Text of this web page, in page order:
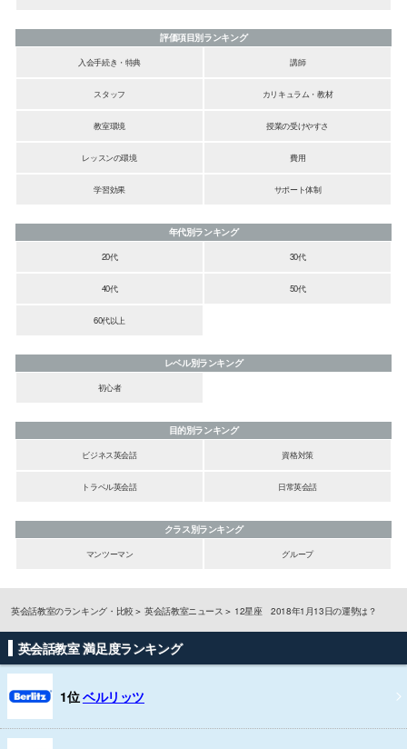
評価項目別ランキング
入会手続き・特典
講師
スタッフ カリキュラム・教材
教室環境 授業の受けやすさ
レッスンの環境 費用
学習効果 サポート体制
年代別ランキング
20代
30代
40代 50代
60代以上
レベル別ランキング
初心者
目的別ランキング
ビジネス英会話
資格対策
トラベル英会話 日常英会話
クラス別ランキング
マンツーマン
グループ
英会話教室のランキング・比較 英会話教室ニュース 12星座 2018年1月13日の運勢は？
英会話教室 満足度ランキング
1位ベルリッツ